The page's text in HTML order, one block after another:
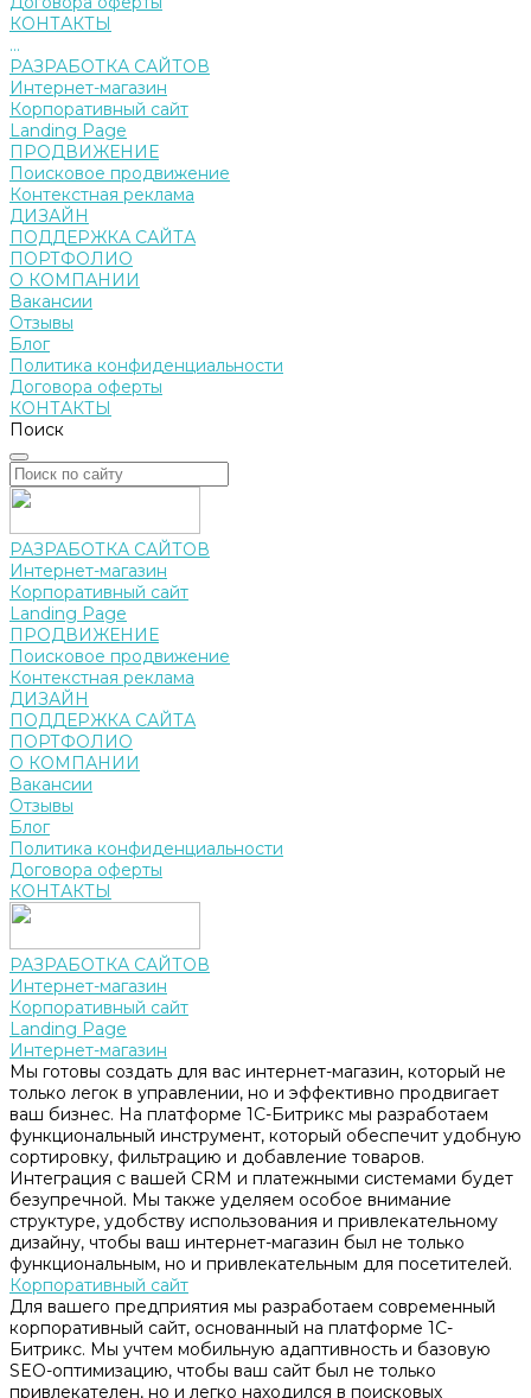
КОНТАКТЫ
...
РАЗРАБОТКА САЙТОВ
Интернет-магазин
Корпоративный сайт
Landing Page
ПРОДВИЖЕНИЕ
Поисковое продвижение
Контекстная реклама
ДИЗАЙН
ПОДДЕРЖКА САЙТА
ПОРТФОЛИО
О КОМПАНИИ
Вакансии
Отзывы
Блог
Политика конфиденциальности
Договора оферты
КОНТАКТЫ
Поиск
РАЗРАБОТКА САЙТОВ
Интернет-магазин
Корпоративный сайт
Landing Page
ПРОДВИЖЕНИЕ
Поисковое продвижение
Контекстная реклама
ДИЗАЙН
ПОДДЕРЖКА САЙТА
ПОРТФОЛИО
О КОМПАНИИ
Вакансии
Отзывы
Блог
Политика конфиденциальности
Договора оферты
КОНТАКТЫ
РАЗРАБОТКА САЙТОВ
Интернет-магазин
Корпоративный сайт
Landing Page
Интернет-магазин
Мы готовы создать для вас интернет-магазин, который не
только легок в управлении, но и эффективно продвигает
ваш бизнес. На платформе 1С-Битрикс мы разработаем
функциональный инструмент, который обеспечит удобную
сортировку, фильтрацию и добавление товаров.
Интеграция с вашей CRM и платежными системами будет
безупречной. Мы также уделяем особое внимание
структуре, удобству использования и привлекательному
дизайну, чтобы ваш интернет-магазин был не только
функциональным, но и привлекательным для посетителей.
Корпоративный сайт
Для вашего предприятия мы разработаем современный
корпоративный сайт, основанный на платформе 1С-
Битрикс. Мы учтем мобильную адаптивность и базовую
SEO-оптимизацию, чтобы ваш сайт был не только
привлекателен, но и легко находился в поисковых